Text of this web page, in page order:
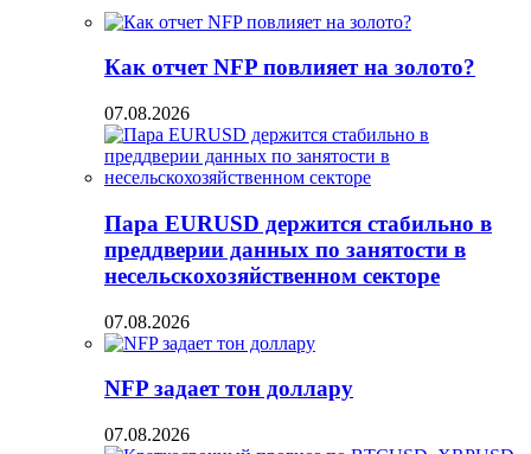
Как отчет NFP повлияет на золото?
07.08.2026
Пара EURUSD держится стабильно в
преддверии данных по занятости в
несельскохозяйственном секторе
07.08.2026
NFP задает тон доллару
07.08.2026